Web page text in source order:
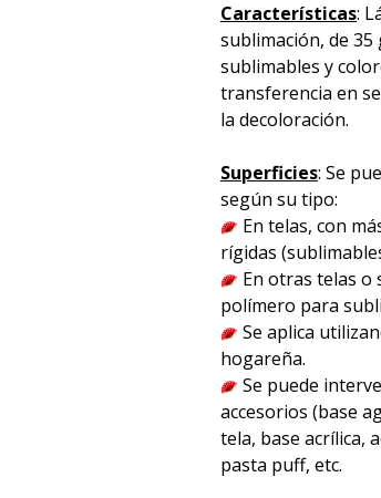
Características:
sublimación, de
sublimables y
transferencia en
la decoloración.
Superficies: Se
según su tipo:
En telas, con
rígidas
En otras telas o
polímero para
Se aplica
hogareña.
Se puede
accesorios (base
tela, base acrílica,
pasta puff, etc.